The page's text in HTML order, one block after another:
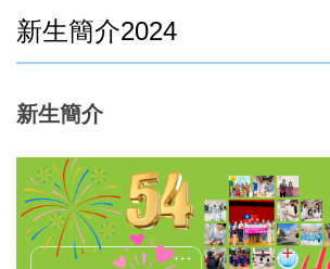
新生簡介2024
新生簡介